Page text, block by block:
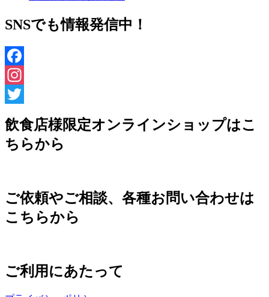
SNSでも情報発信中！
Facebook
Instagram
飲食店様限定オンラインショップはこ
ちらから
ご依頼やご相談、各種お問い合わせは
こちらから
ご利用にあたって